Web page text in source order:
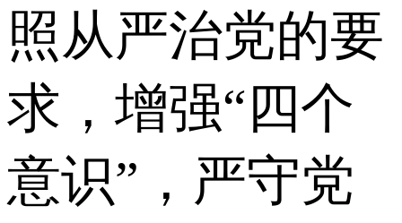
照从严治党的要
求，增强“四个
意识”，严守党